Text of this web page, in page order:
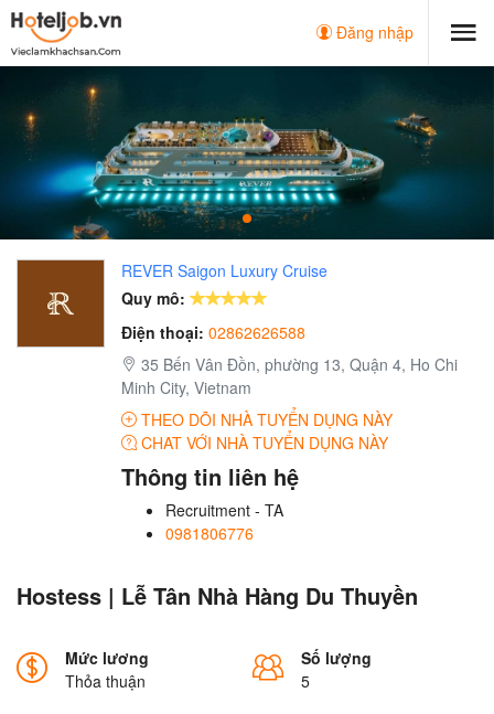
Đăng nhập
REVER Saigon Luxury Cruise
Quy mô:
Điện thoại: 02862626588
35 Bến Vân Đồn, phường 13, Quận 4, Ho Chi
Minh City, Vietnam
THEO DÕI NHÀ TUYỂN DỤNG NÀY
CHAT VỚI NHÀ TUYỂN DỤNG NÀY
Thông tin liên hệ
Recruitment - TA
0981806776
Hostess | Lễ Tân Nhà Hàng Du Thuyền
Mức lương
Thỏa thuận
Số lượng
5